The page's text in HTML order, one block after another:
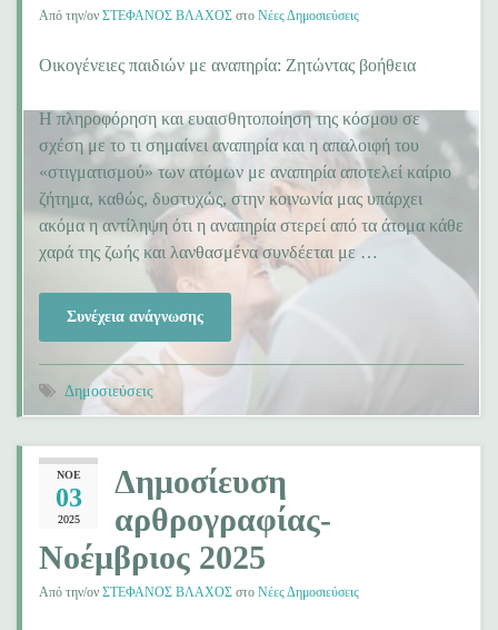
Από την/ον ΣΤΕΦΑΝΟΣ ΒΛΑΧΟΣ στο Νέες Δημοσιεύσεις
Οικογένειες παιδιών με αναπηρία: Ζητώντας βοήθεια
Η πληροφόρηση και ευαισθητοποίηση της κόσμου σε
σχέση με το τι σημαίνει αναπηρία και η απαλοιφή του
«στιγματισμού» των ατόμων με αναπηρία αποτελεί καίριο
ζήτημα, καθώς, δυστυχώς, στην κοινωνία μας υπάρχει
ακόμα η αντίληψη ότι η αναπηρία στερεί από τα άτομα κάθε
χαρά της ζωής και λανθασμένα συνδέεται με …
Συνέχεια ανάγνωσης
Δημοσιεύσεις
ΝΟΈ
03
2025
Δημοσίευση
αρθρογραφίας-
Νοέμβριος 2025
Από την/ον ΣΤΕΦΑΝΟΣ ΒΛΑΧΟΣ στο Νέες Δημοσιεύσεις